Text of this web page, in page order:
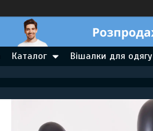
Каталог Вішалки для одягу